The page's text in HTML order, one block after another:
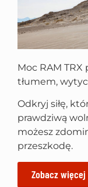
Moc RAM TRX
tłumem,
Odkryj siłę,
prawdziwą
możesz
przeszkodę.
Zobacz więcej